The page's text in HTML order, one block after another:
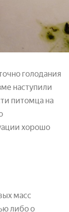
голодания
наступили
питомца на
хорошо
масс
либо о